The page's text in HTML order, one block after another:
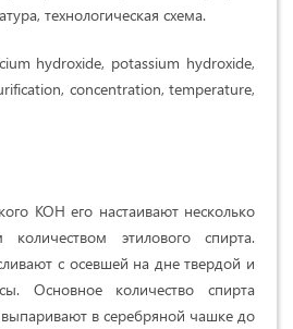
технологическая схема.
hydroxide, potassium hydroxide,
concentration, temperature,
КОН его настаивают несколько
этилового спирта.
с осевшей на дне твердой и
Основное количество спирта
выпаривают в серебряной чашке до